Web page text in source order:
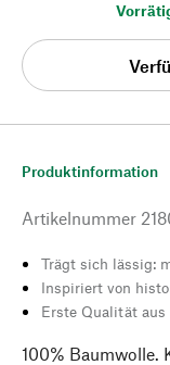
Produktinformation
Artikelnummer
Trägt sich lässig:
Inspiriert von
Erste Qualität aus
100% Baumwolle.